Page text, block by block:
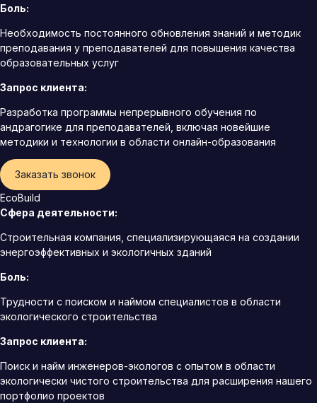
Боль:
Необходимость постоянного обновления знаний и методик
преподавания у преподавателей для повышения качества
образовательных услуг
Запрос клиента:
Разработка программы непрерывного обучения по
андрагогике для преподавателей, включая новейшие
методики и технологии в области онлайн-образования
Заказать звонок
EcoBuild
Сфера деятельности:
Строительная компания, специализирующаяся на создании
энергоэффективных и экологичных зданий
Боль:
Трудности с поиском и наймом специалистов в области
экологического строительства
Запрос клиента:
Поиск и найм инженеров-экологов с опытом в области
экологически чистого строительства для расширения нашего
портфолио проектов